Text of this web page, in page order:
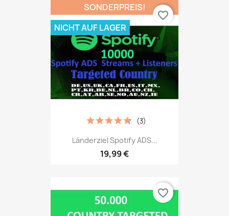
Länderziel Spotify ADS...
19,99 €
(3)
SONDERPREIS!
NICHT AUF LAGER
favorite_border
favorite_border